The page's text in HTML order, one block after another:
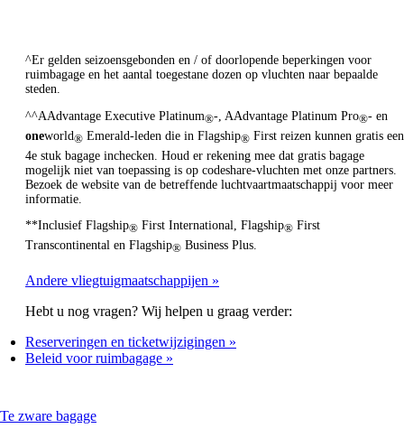
^Er gelden seizoensgebonden en / of doorlopende beperkingen voor
ruimbagage en het aantal toegestane dozen op vluchten naar bepaalde
steden.
^^AAdvantage Executive Platinum®-, AAdvantage Platinum Pro®- en
oneworld® Emerald-leden die in Flagship® First reizen kunnen gratis een
4e stuk bagage inchecken. Houd er rekening mee dat gratis bagage
mogelijk niet van toepassing is op codeshare-vluchten met onze partners.
Bezoek de website van de betreffende luchtvaartmaatschappij voor meer
informatie.
**Inclusief Flagship® First International, Flagship® First
Transcontinental en Flagship® Business Plus.
Andere vliegtuigmaatschappijen
Hebt u nog vragen? Wij helpen u graag verder:
Reserveringen en ticketwijzigingen
Beleid voor ruimbagage
Te zware bagageThis